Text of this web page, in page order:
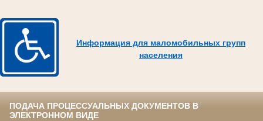
Информация для маломобильных групп
населения
ПОДАЧА ПРОЦЕССУАЛЬНЫХ ДОКУМЕНТОВ В
ЭЛЕКТРОННОМ ВИДЕ